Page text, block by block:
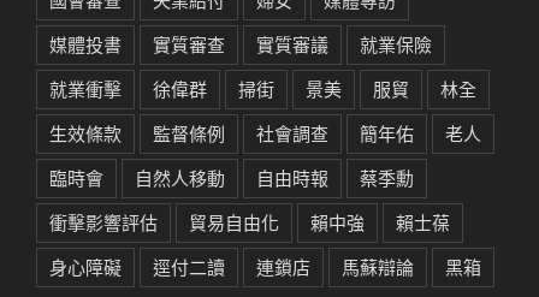
媒體投書
實質審查 實質審議
就業保險
就業衝擊
徐偉群 掃街 景美 服貿
林全
生效條款
監督條例 社會調查 簡年佑
老人
臨時會
自然人移動 自由時報
蔡季勳
衝擊影響評估
貿易自由化 賴中強
賴士葆
身心障礙
逕付二讀 連鎖店 馬蘇辯論 黑箱